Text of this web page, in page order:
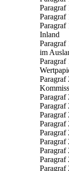
Paragraf
Paragraf
Paragraf
Inland
Paragraf
im
Paragraf
Paragraf
Paragraf
Paragraf
Paragraf
Paragraf
Paragraf
Paragraf
Paragraf
Paragraf
Paragraf